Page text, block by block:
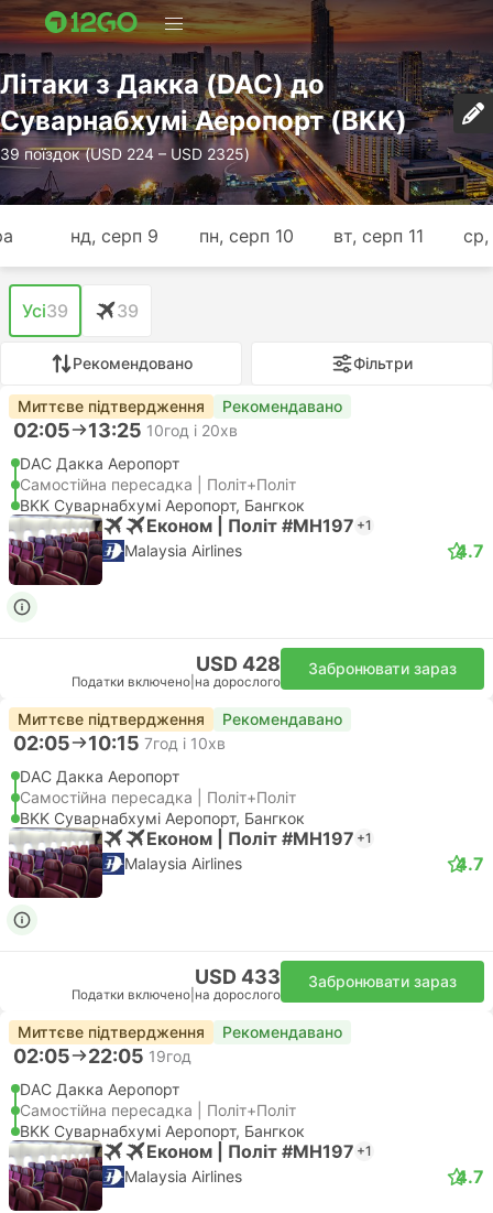
Лiтаки з Дакка (DAC) до
Суварнабхумі Аеропорт (BKK)
39 поїздок (USD 224 – USD 2325)
нд, серп 9 пн, серп 10 вт, серп 11 ср,
Усі39 39
Рекомендовано Фільтри
Миттєве підтвердження Рекомендавано
02:05 13:25 10год і 20хв
DAC Дакка Аеропорт
Самостійна пересадка | Політ+Політ
BKK Суварнабхумі Аеропорт, Бангкок
Економ | Політ #MH197 +1
Malaysia Airlines 4.7
USD 428
Податки включено на дорослого
Забронювати зараз
Миттєве підтвердження Рекомендавано
02:05 10:15 7год і 10хв
DAC Дакка Аеропорт
Самостійна пересадка | Політ+Політ
BKK Суварнабхумі Аеропорт, Бангкок
Економ | Політ #MH197 +1
Malaysia Airlines 4.7
USD 433
Податки включено на дорослого
Забронювати зараз
Миттєве підтвердження Рекомендавано
02:05 22:05 19год
DAC Дакка Аеропорт
Самостійна пересадка | Політ+Політ
BKK Суварнабхумі Аеропорт, Бангкок
Економ | Політ #MH197 +1
Malaysia Airlines 4.7